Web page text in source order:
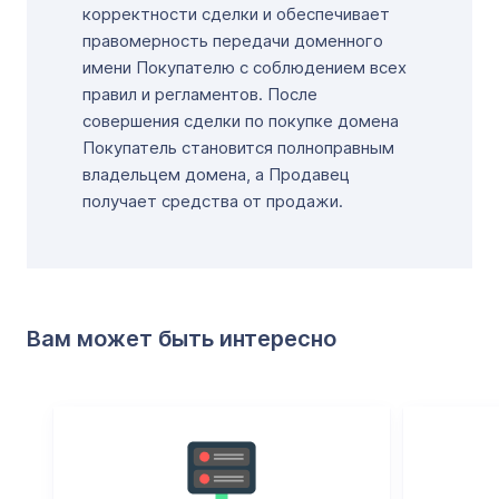
корректности сделки и обеспечивает
правомерность передачи доменного
имени Покупателю с соблюдением всех
правил и регламентов. После
совершения сделки по покупке домена
Покупатель становится полноправным
владельцем домена, а Продавец
получает средства от продажи.
Вам может быть интересно